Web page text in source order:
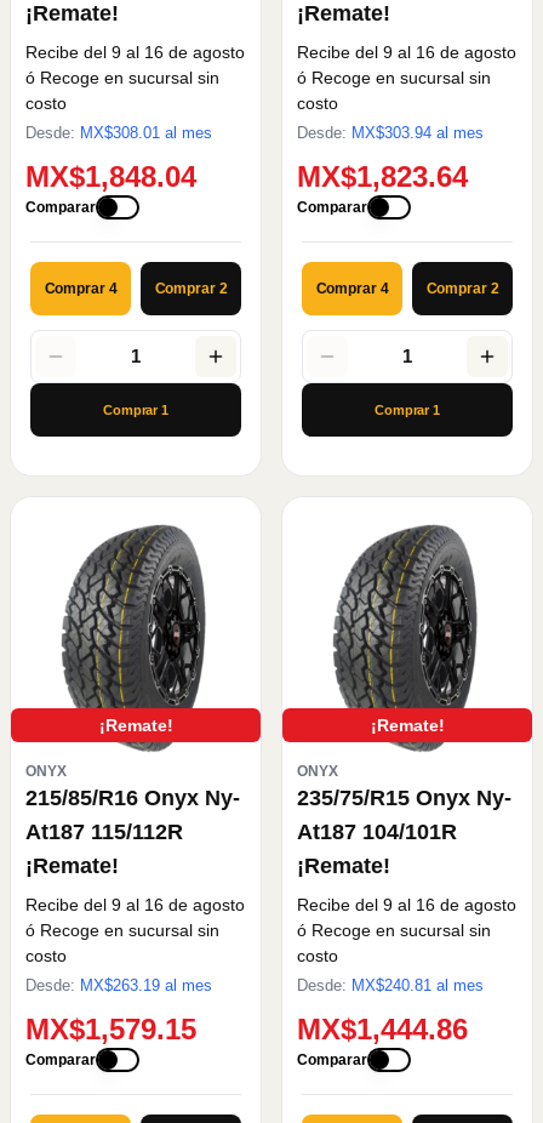
¡Remate!
Recibe del 9 al 16 de agosto
ó Recoge en sucursal sin
costo
Desde: MX$308.01 al mes
MX$1,848.04
Comparar
Comprar 4 Comprar 2
1
Comprar1
¡Remate!
Recibe del 9 al 16 de agosto
ó Recoge en sucursal sin
costo
Desde: MX$303.94 al mes
MX$1,823.64
Comparar
Comprar 4 Comprar 2
1
Comprar1
¡Remate!
ONYX
215/85/R16 Onyx Ny-
At187 115/112R
¡Remate!
Recibe del 9 al 16 de agosto
ó Recoge en sucursal sin
costo
Desde: MX$263.19 al mes
MX$1,579.15
Comparar
¡Remate!
ONYX
235/75/R15 Onyx Ny-
At187 104/101R
¡Remate!
Recibe del 9 al 16 de agosto
ó Recoge en sucursal sin
costo
Desde: MX$240.81 al mes
MX$1,444.86
Comparar